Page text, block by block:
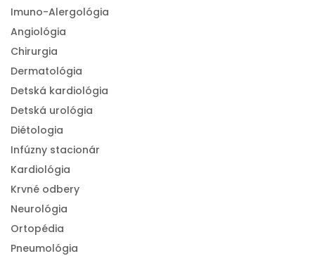
Imuno-Alergológia
Angiológia
Chirurgia
Dermatológia
Detská kardiológia
Detská urológia
Diétologia
Infúzny stacionár
Kardiológia
Krvné odbery
Neurológia
Ortopédia
Pneumológia